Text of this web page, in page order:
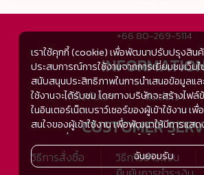
+66 80-269-5114
เกี่ยวกับเรา ติดต่อเรา
CUSTOMER
วิธีการสั่งซื้อ วิธีการชำระเงิน
เราใช้คุกกี้ (cookie) เพื่อพัฒนาปรับปรุงสิน
ประสบการณ์การใช้งานจากการเยี่ยมชมเว็บไ
สนับสนุนประสิทธิภาพในการนำเสนอข้อมูลแล
ใช้งานจะได้รับชม โดยทางบริษัทจะสร้างไฟล์
ในอินเตอร์เน็ตเบราว์เซอร์ของผู้เข้าใช้งาน เ
สนใจของผู้เข้าใช้งาน เพื่อพัฒนาให้มีการแ
กับความชื่นชอบและความสนใจในการใช้งาน
ประสิทธิภาพในการแสดงผลของข้อมูล รวมถึ
สะดวกในการให้บริการต่างๆ ภายในเว็บไซต์ข
ฉันยอมรับ